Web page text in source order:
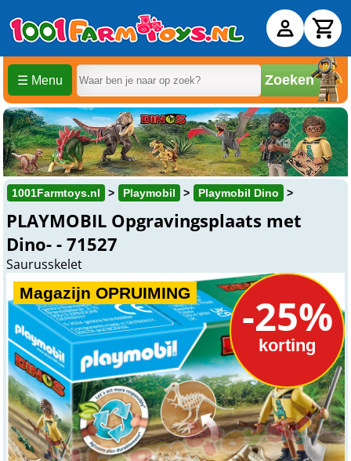
☰ Menu Zoeken
1001Farmtoys.nl Playmobil Playmobil Dino
PLAYMOBIL Opgravingsplaats met
Dino- - 71527
Saurusskelet
Magazijn OPRUIMING -25%
korting